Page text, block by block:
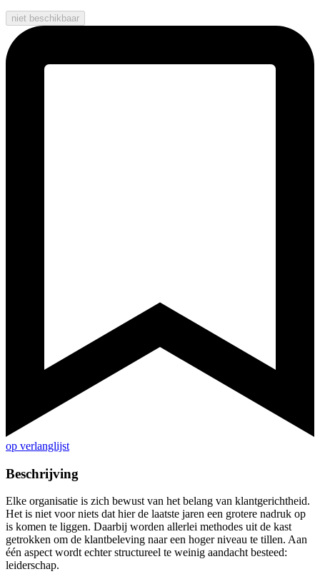
niet beschikbaar
op verlanglijst
Beschrijving
Elke organisatie is zich bewust van het belang van klantgerichtheid.
Het is niet voor niets dat hier de laatste jaren een grotere nadruk op
is komen te liggen. Daarbij worden allerlei methodes uit de kast
getrokken om de klantbeleving naar een hoger niveau te tillen. Aan
één aspect wordt echter structureel te weinig aandacht besteed:
leiderschap.